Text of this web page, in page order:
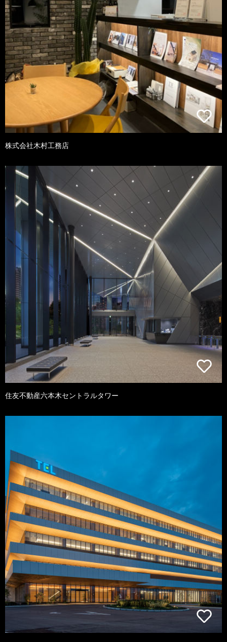
株式会社木村工務店
住友不動産六本木セントラルタワー